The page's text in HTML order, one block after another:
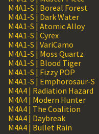
M4A1-S | Boreal Forest
M4A1-S | Dark Water
M4A1-S | Atomic Alloy
M4A1-S | Cyrex
M4A1-S | VariCamo
M4A1-S | Moss Quartz
M4A1-S | Blood Tiger
M4A1-S | Fizzy POP
M4A1-S | Emphorosaur-S
M4A4 | Radiation Hazard
M4A4 | Modern Hunter
M4A4 | The Coalition
M4A4 | Daybreak
M4A4 | Bullet Rain